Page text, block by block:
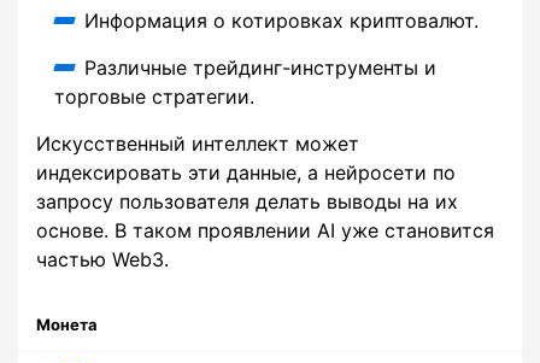
Информация о котировках криптовалют.
Различные трейдинг-инструменты и
торговые стратегии.
Искусственный интеллект может
индексировать эти данные, а нейросети по
запросу пользователя делать выводы на их
основе. В таком проявлении AI уже становится
частью Web3.
Монета